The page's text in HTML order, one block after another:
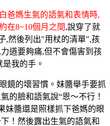
爸媽生氣的語氣和表情時,
在8~10個月之間,說穿了就
,然後列出"用杖的清單",孩
道要夠痛,但不會傷害到孩
我的手。
鏡的壞習慣。妹醬舉手要抓
的臉和語氣說“恩～不行！
妹醬還是照樣抓下爸媽的眼
！然後露出生氣的語氣和